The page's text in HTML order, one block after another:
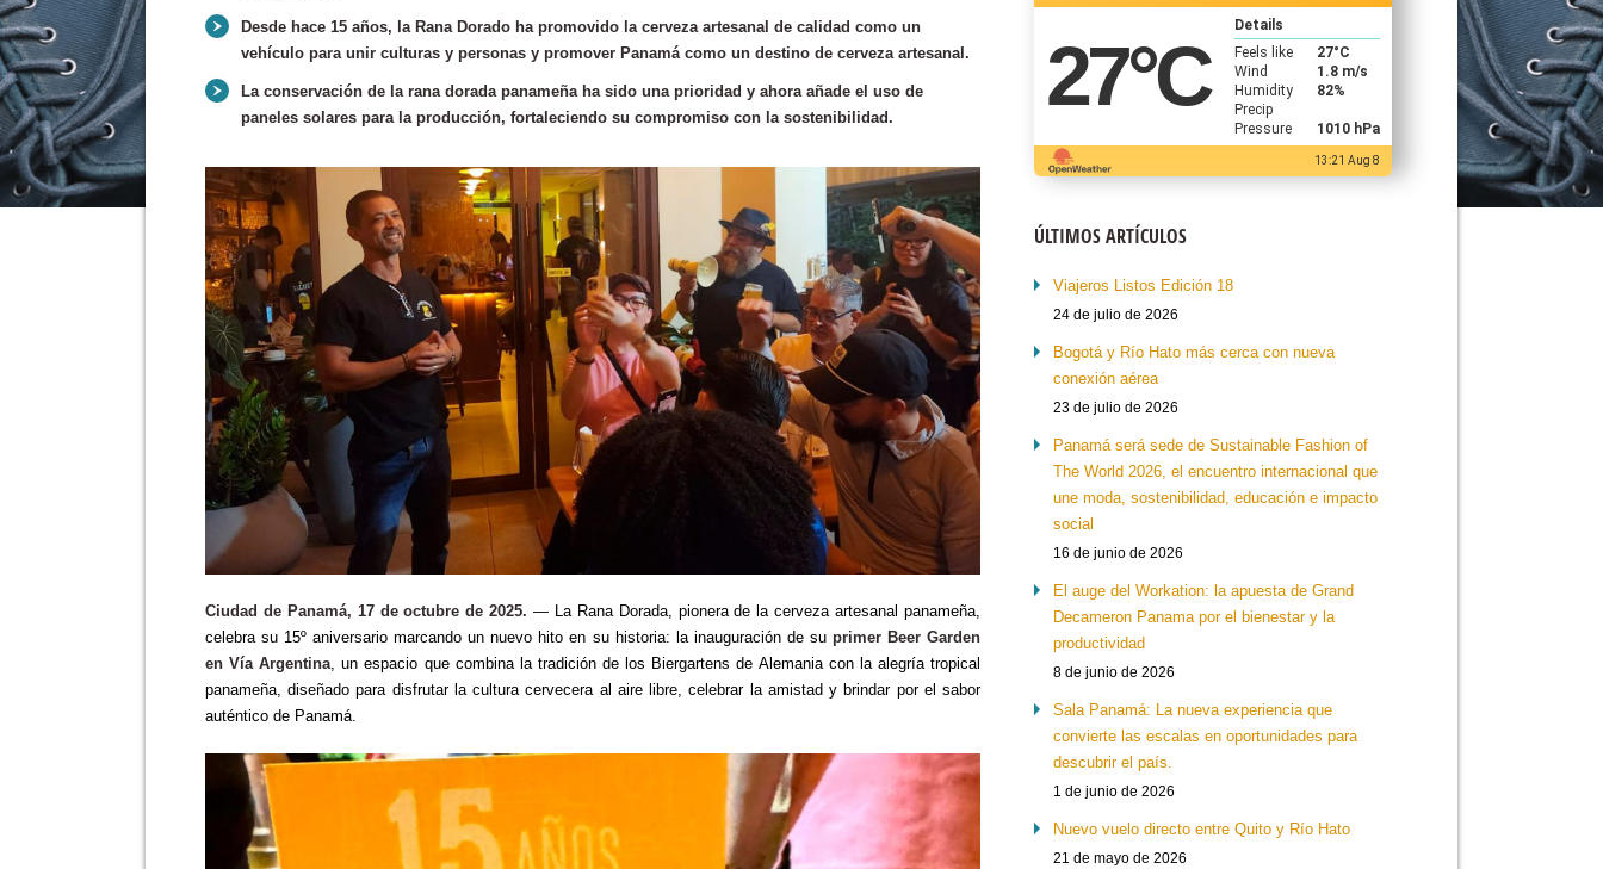
Desde hace 15 años, la Rana Dorado ha promovido la cerveza artesanal de calidad como un
vehículo para unir culturas y personas y promover Panamá como un destino de cerveza artesanal.
La conservación de la rana dorada panameña ha sido una prioridad y ahora añade el uso de
paneles solares para la producción, fortaleciendo su compromiso con la sostenibilidad.
Ciudad de Panamá, 17 de octubre de 2025. — La Rana Dorada, pionera de la cerveza artesanal panameña,
celebra su 15º aniversario marcando un nuevo hito en su historia: la inauguración de su primer Beer Garden
en Vía Argentina , un espacio que combina la tradición de los Biergartens de Alemania con la alegría tropical
panameña, diseñado para disfrutar la cultura cervecera al aire libre, celebrar la amistad y brindar por el sabor
auténtico de Panamá.
27°C
Details
Feels like
27°C
Wind
1.8 m/s
Humidity
82%
Precip
Pressure
1010 hPa
13:21 Aug 8
ÚLTIMOS ARTÍCULOS
Viajeros Listos Edición 18
24 de julio de 2026
Bogotá y Río Hato más cerca con nueva
conexión aérea
23 de julio de 2026
Panamá será sede de Sustainable Fashion of
The World 2026, el encuentro internacional que
une moda, sostenibilidad, educación e impacto
social
16 de junio de 2026
El auge del Workation: la apuesta de Grand
Decameron Panama por el bienestar y la
productividad
8 de junio de 2026
Sala Panamá: La nueva experiencia que
convierte las escalas en oportunidades para
descubrir el país.
1 de junio de 2026
Nuevo vuelo directo entre Quito y Río Hato
21 de mayo de 2026